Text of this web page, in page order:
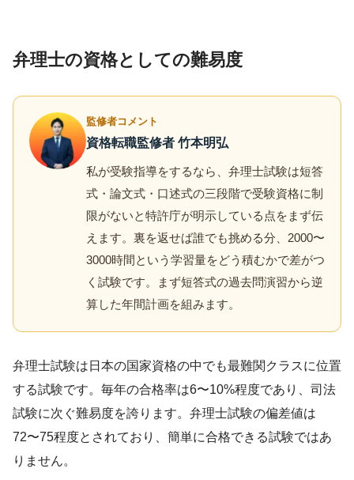
弁理士の資格としての難易度
監修者コメント
資格転職監修者 竹本明弘
私が受験指導をするなら、弁理士試験は短答
式・論文式・口述式の三段階で受験資格に制
限がないと特許庁が明示している点をまず伝
えます。裏を返せば誰でも挑める分、2000〜
3000時間という学習量をどう積むかで差がつ
く試験です。まず短答式の過去問演習から逆
算した年間計画を組みます。
弁理士試験は日本の国家資格の中でも最難関クラスに位置
する試験です。毎年の合格率は6〜10%程度であり、司法
試験に次ぐ難易度を誇ります。弁理士試験の偏差値は
72〜75程度とされており、簡単に合格できる試験ではあ
りません。